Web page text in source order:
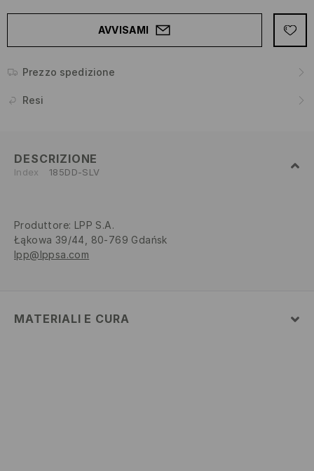
AVVISAMI
Prezzo spedizione
Resi
DESCRIZIONE
Index 185DD-SLV
Produttore: LPP S.A.
Łąkowa 39/44, 80-769 Gdańsk
lpp@lppsa.com
MATERIALI E CURA